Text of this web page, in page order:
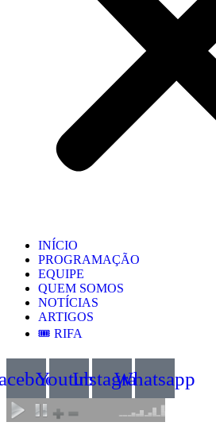
INÍCIO
PROGRAMAÇÃO
EQUIPE
QUEM SOMOS
NOTÍCIAS
ARTIGOS
🎟️ RIFA
YoutubeInstagramWhatsapp